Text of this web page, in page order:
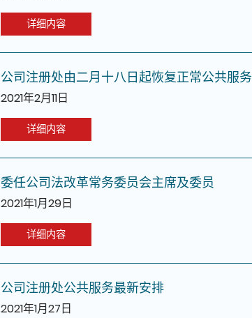
详细内容
公司注册处由二月十八日起恢复正常公共服务
2021年2月11日
详细内容
委任公司法改革常务委员会主席及委员
2021年1月29日
详细内容
公司注册处公共服务最新安排
2021年1月27日